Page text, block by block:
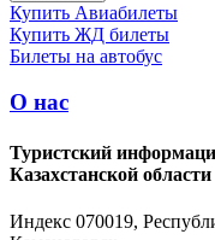
Купить Авиабилеты
Купить ЖД билеты
Билеты на автобус
О нас
Туристский
Казахстанской области
Индекс 070019,